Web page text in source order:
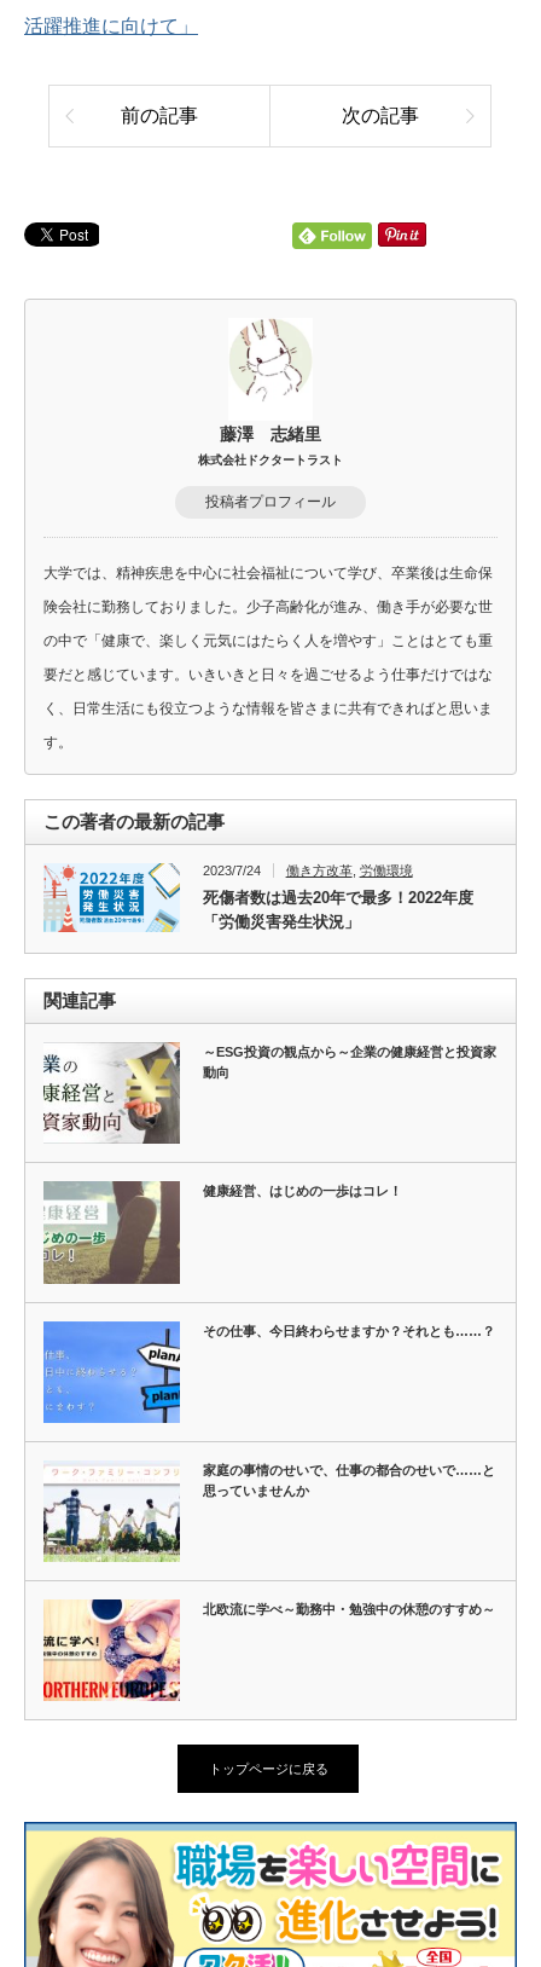
活躍推進に向けて」
前の記事 次の記事
藤澤 志緒里
株式会社ドクタートラスト
投稿者プロフィール
大学では、精神疾患を中心に社会福祉について学び、卒業後は生命保
険会社に勤務しておりました。少子高齢化が進み、働き手が必要な世
の中で「健康で、楽しく元気にはたらく人を増やす」ことはとても重
要だと感じています。いきいきと日々を過ごせるよう仕事だけではな
く、日常生活にも役立つような情報を皆さまに共有できればと思いま
す。
この著者の最新の記事
2023/7/24 働き方改革, 労働環境
死傷者数は過去20年で最多！2022年度
「労働災害発生状況」
関連記事
～ESG投資の観点から～企業の健康経営と投資家
動向
健康経営、はじめの一歩はコレ！
その仕事、今日終わらせますか？それとも……？
家庭の事情のせいで、仕事の都合のせいで……と
思っていませんか
北欧流に学べ～勤務中・勉強中の休憩のすすめ～
トップページに戻る